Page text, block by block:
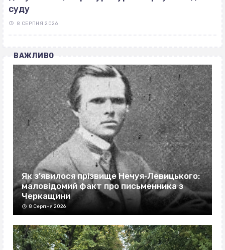
суду
8 СЕРПНЯ 2026
ВАЖЛИВО
Як з’явилося прізвище Нечуя‐Левицького:
маловідомий факт про письменника з
Черкащини
8 Серпня 2026